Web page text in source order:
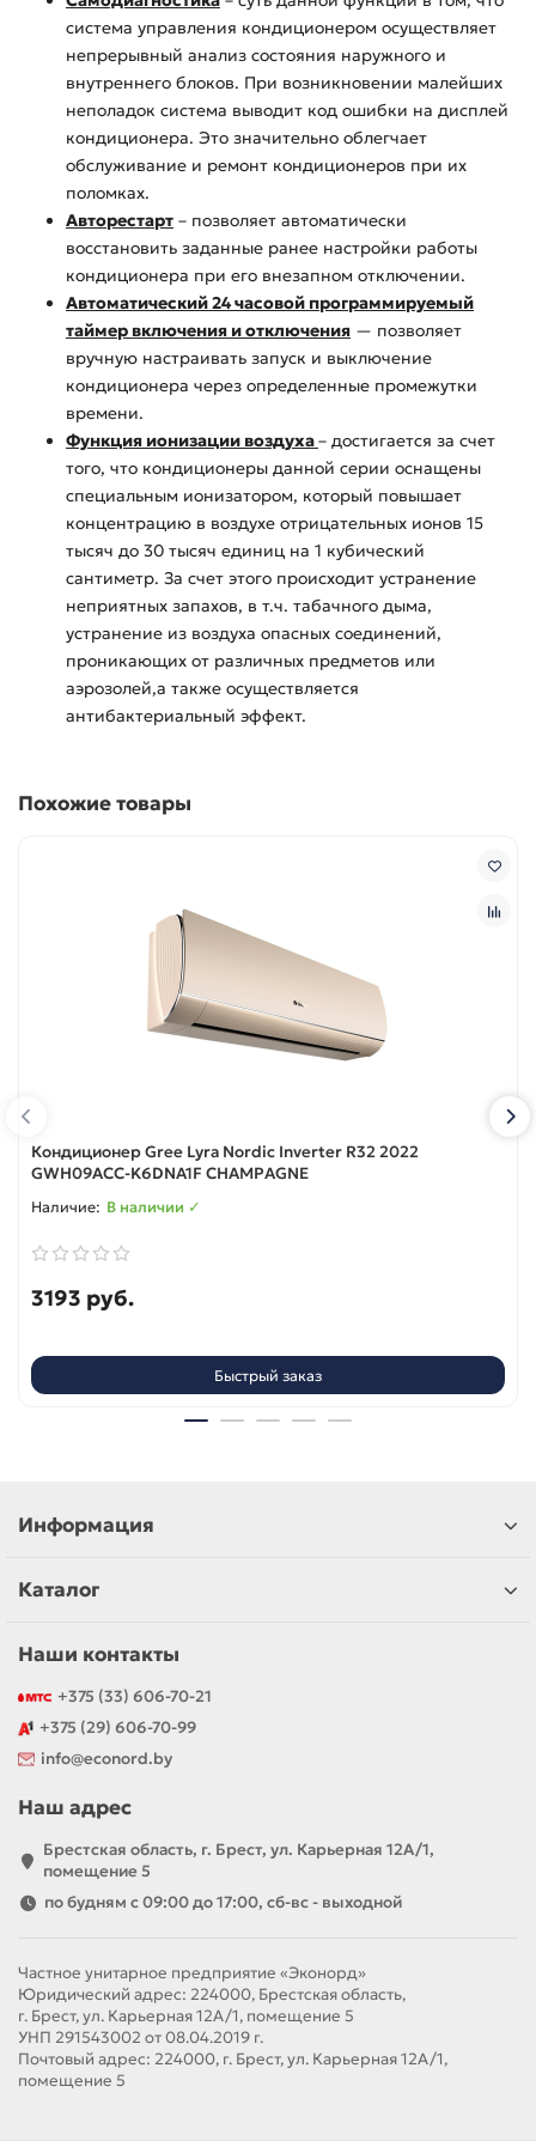
система управления кондиционером осуществляет
непрерывный анализ состояния наружного и
внутреннего блоков. При возникновении малейших
неполадок система выводит код ошибки на дисплей
кондиционера. Это значительно облегчает
обслуживание и ремонт кондиционеров при их
поломках.
Авторестарт – позволяет автоматически
восстановить заданные ранее настройки работы
кондиционера при его внезапном отключении.
Автоматический 24 часовой программируемый
таймер включения и отключения — позволяет
вручную настраивать запуск и выключение
кондиционера через определенные промежутки
времени.
Функция ионизации воздуха– достигается за счет
того, что кондиционеры данной серии оснащены
специальным ионизатором, который повышает
концентрацию в воздухе отрицательных ионов 15
тысяч до 30 тысяч единиц на 1 кубический
сантиметр. За счет этого происходит устранение
неприятных запахов, в т.ч. табачного дыма,
устранение из воздуха опасных соединений,
проникающих от различных предметов или
аэрозолей,а также осуществляется
антибактериальный эффект.
Похожие товары
Кондиционер Gree Lyra Nordic Inverter R32 2022
GWH09ACC-K6DNA1F CHAMPAGNE
В наличии ✓
3193 руб.
Быстрый заказ
Информация
Каталог
Наши контакты
+375 (33) 606-70-21
+375 (29) 606-70-99
info@econord.by
Наш адрес
Брестская область, г. Брест, ул. Карьерная 12А/1,
помещение 5
по будням с 09:00 до 17:00, сб-вс - выходной
Частное унитарное предприятие «Эконорд»
Юридический адрес: 224000, Брестская область,
г. Брест, ул. Карьерная 12А/1, помещение 5
УНП 291543002 от 08.04.2019 г.
Почтовый адрес: 224000, г. Брест, ул. Карьерная 12А/1,
помещение 5